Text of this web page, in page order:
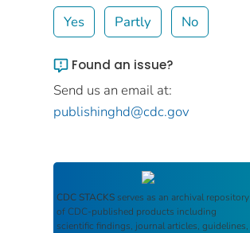
Yes Partly No
Found an issue?
Send us an email at:
publishinghd@cdc.gov
CDC STACKS serves as an archival repository
of CDC-published products including
scientific findings, journal articles, guidelines,